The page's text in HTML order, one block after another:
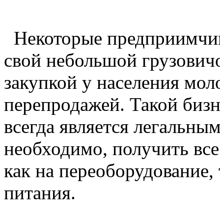
Некоторые
свой небольшой
закупкой у населения
перепродажей. Такой
всегда является
необходимо, получить
как на
питания.